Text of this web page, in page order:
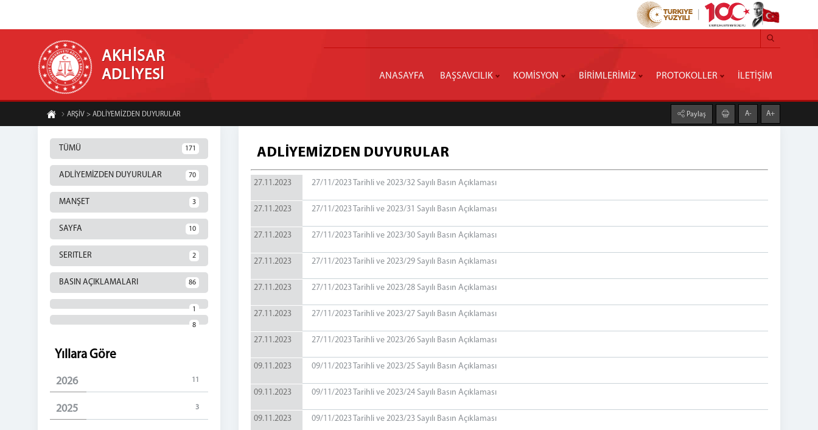
AKHİSAR
ADLİYESİ ANASAYFA BAŞSAVCILIK KOMİSYON BİRİMLERİMİZ PROTOKOLLER İLETİŞİM
ARŞİV > ADLİYEMİZDEN DUYURULAR Paylaş A- A+
TÜMÜ 171
ADLİYEMİZDEN DUYURULAR 70
MANŞET 3
SAYFA 10
SERITLER 2
BASIN AÇIKLAMALARI 86
1
8
Yıllara Göre
2026 11
2025 3
ADLİYEMİZDEN DUYURULAR
27.11.2023 27/11/2023 Tarihli ve 2023/32 Sayılı Basın Açıklaması
27.11.2023 27/11/2023 Tarihli ve 2023/31 Sayılı Basın Açıklaması
27.11.2023 27/11/2023 Tarihli ve 2023/30 Sayılı Basın Açıklaması
27.11.2023 27/11/2023 Tarihli ve 2023/29 Sayılı Basın Açıklaması
27.11.2023 27/11/2023 Tarihli ve 2023/28 Sayılı Basın Açıklaması
27.11.2023 27/11/2023 Tarihli ve 2023/27 Sayılı Basın Açıklaması
27.11.2023 27/11/2023 Tarihli ve 2023/26 Sayılı Basın Açıklaması
09.11.2023 09/11/2023 Tarihli ve 2023/25 Sayılı Basın Açıklaması
09.11.2023 09/11/2023 Tarihli ve 2023/24 Sayılı Basın Açıklaması
09.11.2023 09/11/2023 Tarihli ve 2023/23 Sayılı Basın Açıklaması